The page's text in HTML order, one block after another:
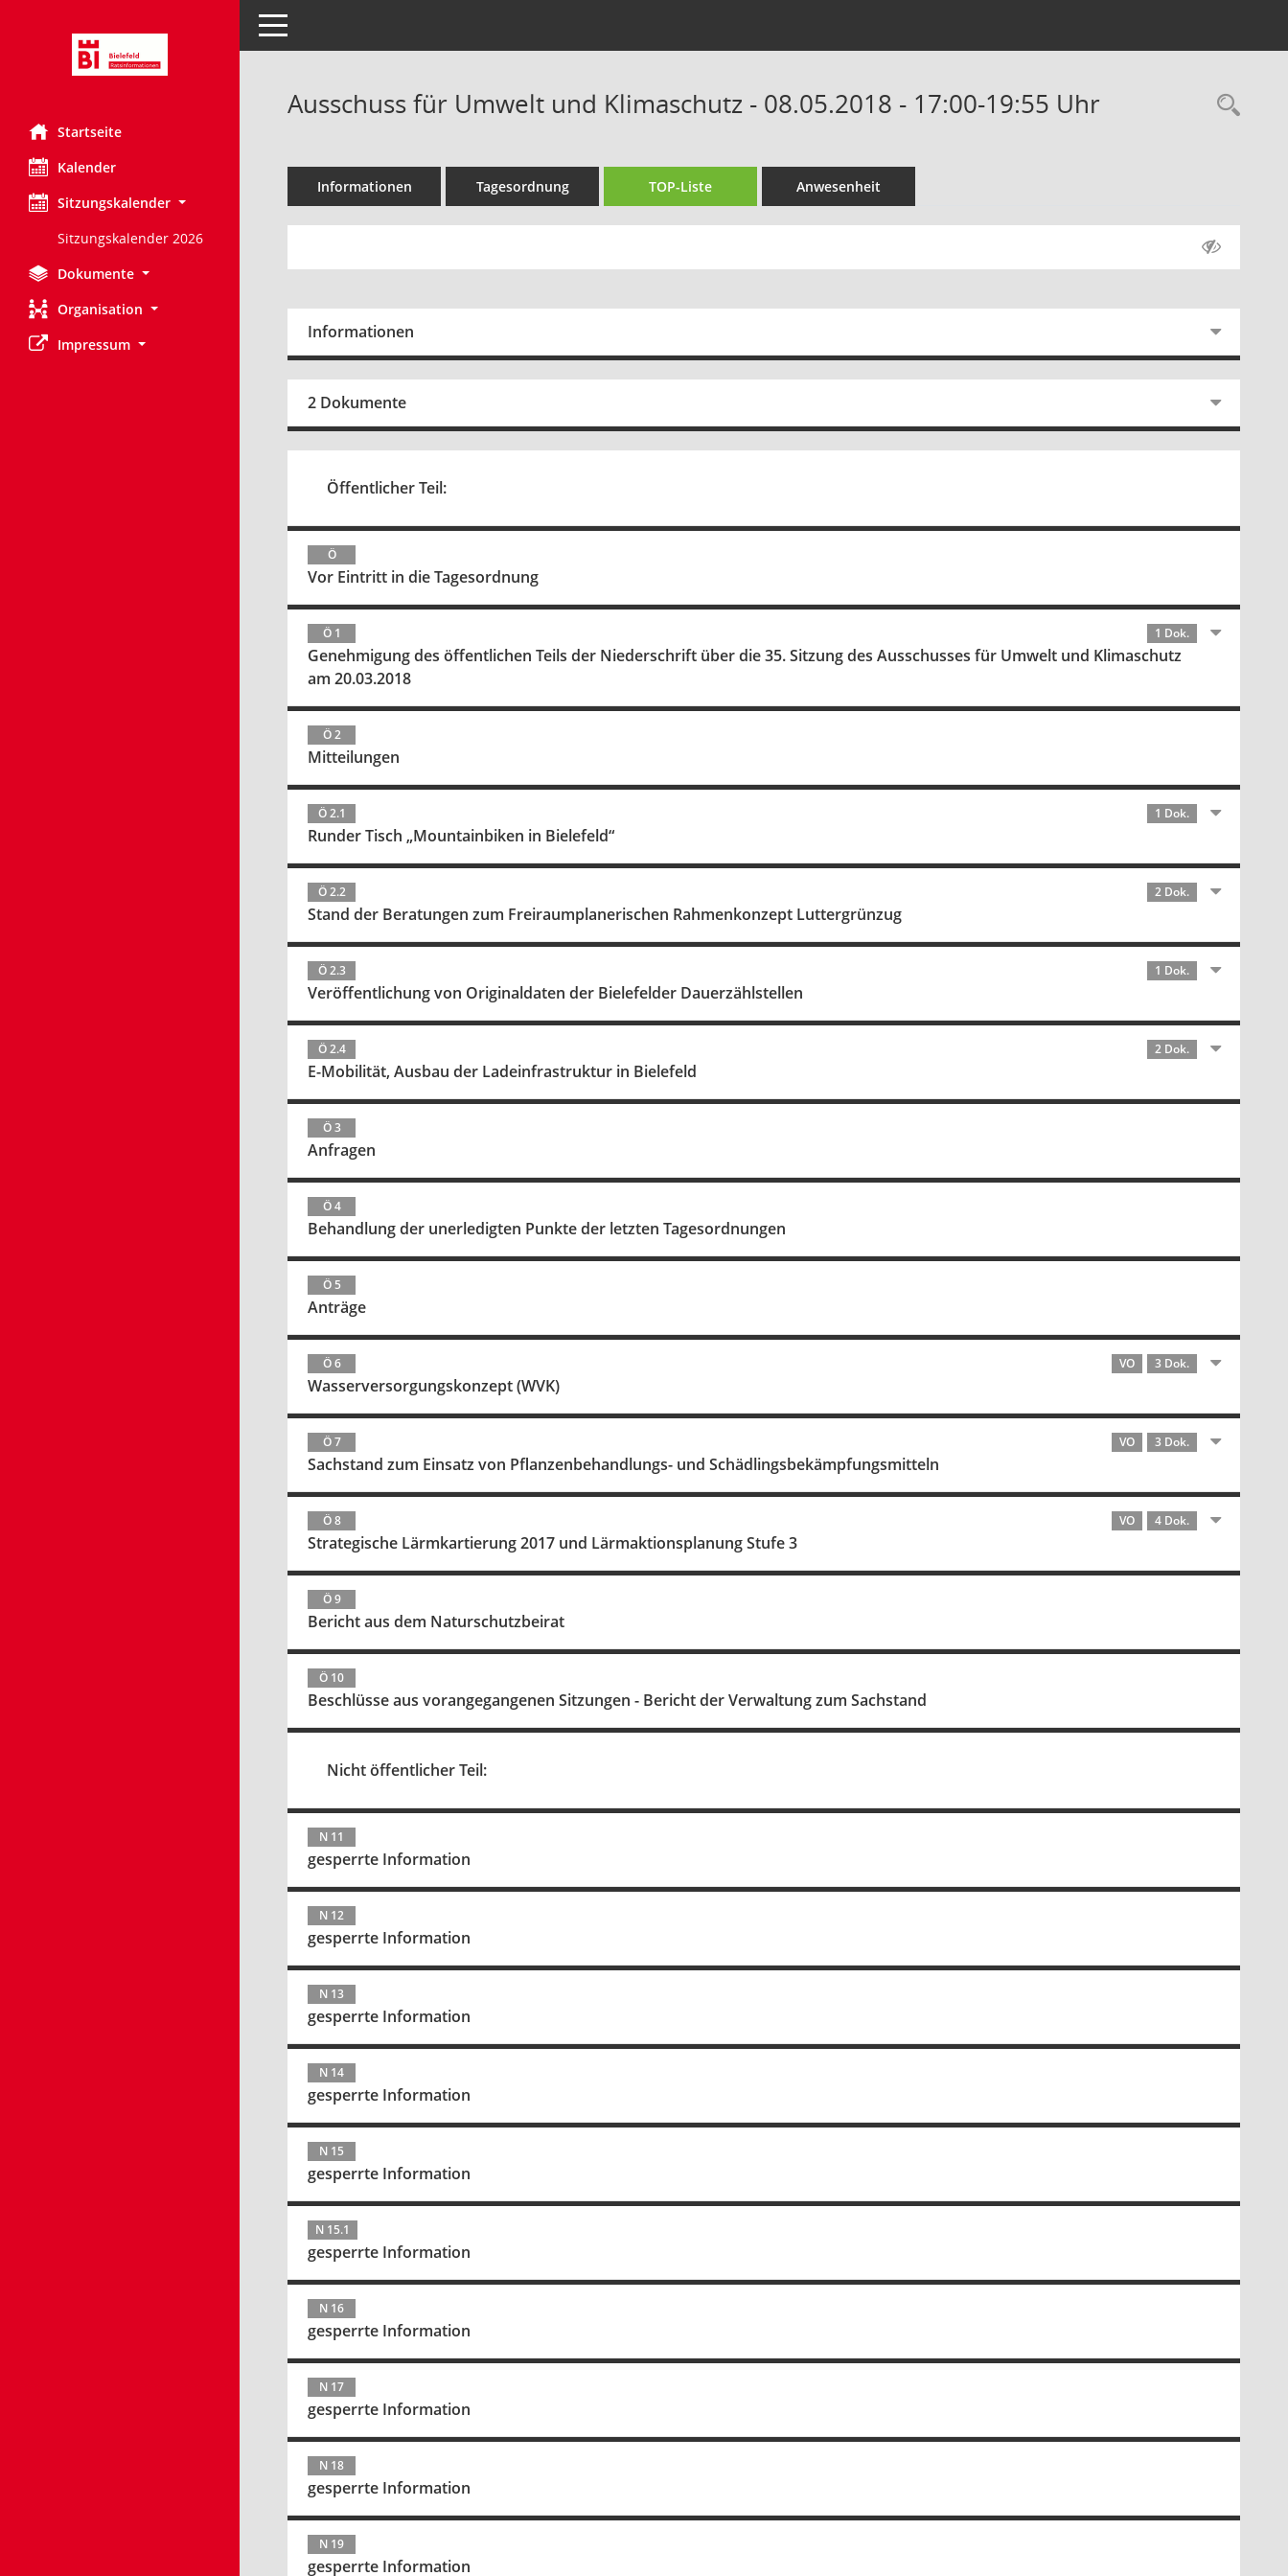
Startseite
Kalender
Sitzungskalender
Sitzungskalender 2026
Dokumente
Organisation
Impressum
Toggle navigation
Ausschuss für Umwelt und Klimaschutz - 08.05.2018 - 17:00-19:55 Uhr
Informationen Tagesordnung TOP-Liste Anwesenheit
Informationen
2 Dokumente
Öffentlicher Teil:
Ö
Vor Eintritt in die Tagesordnung
Ö 1 1 Dok.
Genehmigung des öffentlichen Teils der Niederschrift über die 35. Sitzung des Ausschusses für Umwelt und Klimaschutz
am 20.03.2018
Ö 2
Mitteilungen
Ö 2.1 1 Dok.
Runder Tisch „Mountainbiken in Bielefeld“
Ö 2.2 2 Dok.
Stand der Beratungen zum Freiraumplanerischen Rahmenkonzept Luttergrünzug
Ö 2.3 1 Dok.
Veröffentlichung von Originaldaten der Bielefelder Dauerzählstellen
Ö 2.4 2 Dok.
E-Mobilität, Ausbau der Ladeinfrastruktur in Bielefeld
Ö 3
Anfragen
Ö 4
Behandlung der unerledigten Punkte der letzten Tagesordnungen
Ö 5
Anträge
Ö 6 VO 3 Dok.
Wasserversorgungskonzept (WVK)
Ö 7 VO 3 Dok.
Sachstand zum Einsatz von Pflanzenbehandlungs- und Schädlingsbekämpfungsmitteln
Ö 8 VO 4 Dok.
Strategische Lärmkartierung 2017 und Lärmaktionsplanung Stufe 3
Ö 9
Bericht aus dem Naturschutzbeirat
Ö 10
Beschlüsse aus vorangegangenen Sitzungen - Bericht der Verwaltung zum Sachstand
Nicht öffentlicher Teil:
N 11
gesperrte Information
N 12
gesperrte Information
N 13
gesperrte Information
N 14
gesperrte Information
N 15
gesperrte Information
N 15.1
gesperrte Information
N 16
gesperrte Information
N 17
gesperrte Information
N 18
gesperrte Information
N 19
gesperrte Information